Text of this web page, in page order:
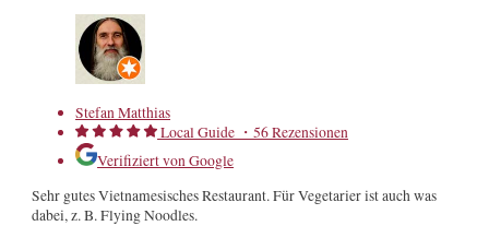
Stefan Matthias
Local Guide ・56 Rezensionen
Verifiziert von Google
Sehr gutes Vietnamesisches Restaurant. Für Vegetarier ist auch was
dabei, z. B. Flying Noodles.